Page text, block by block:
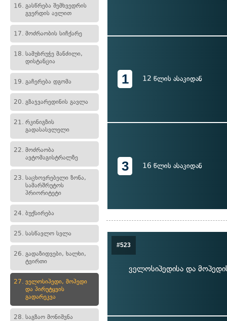
16. გასწრება შემხვედრის
გვერდის ავლით
17. მოძრაობის სიჩქარე
18. სამუხრუჭე მანძილი,
დისტანცია
19. გაჩერება დგომა
20. გზაჯვარედინის გავლა
21. რკინიგზის
გადასასვლელი
22. მოძრაობა
ავტომაგისტრალზე
23. საცხოვრებელი ზონა,
სამარშრუტოს
პრიორიტეტი
24. ბუქსირება
25. სასწავლო სვლა
26. გადაზიდვები, ხალხი,
ტვირთი
27. ველოსიპედი, მოპედი
და პირუტყვის
გადარეკვა
28. საგზაო მონიშვნა
1 12 წლის ასაკიდან
3 16 წლის ასაკიდან
#523
ველოსიპედისა და